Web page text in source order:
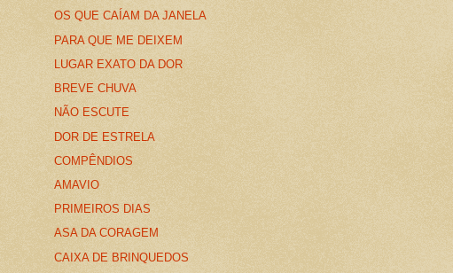
OS QUE CAÍAM DA JANELA
PARA QUE ME DEIXEM
LUGAR EXATO DA DOR
BREVE CHUVA
NÃO ESCUTE
DOR DE ESTRELA
COMPÊNDIOS
AMAVIO
PRIMEIROS DIAS
ASA DA CORAGEM
CAIXA DE BRINQUEDOS